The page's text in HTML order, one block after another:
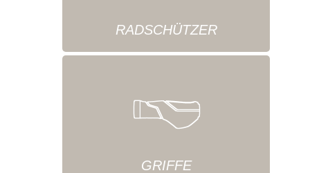
RADSCHÜTZER
GRIFFE